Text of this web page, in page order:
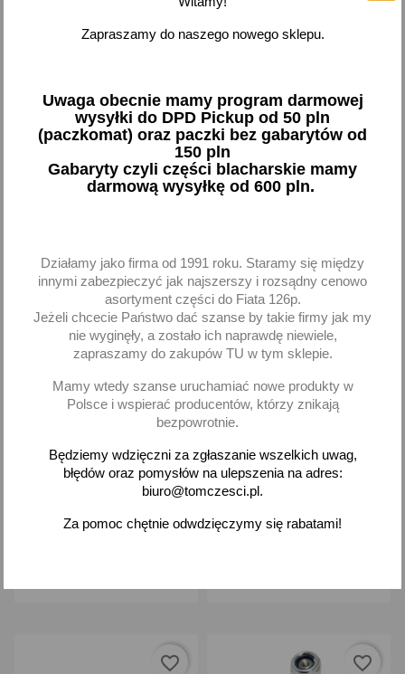
Drążek kierowniczy osłona
końcówka drążka Daewoo
Matiz bez wspomagania
Dodaj
Drążek kierowniczy
Daewoo Matiz bez
wspomagania
Dodaj
modele bez wspomagania
231,82 zł brutto
Dodaj
favorite_border
2x Końcówka drążka
Matiz Opel Agila A przód
34,00 zł brutto
Dodaj
favorite_border favorite_border
Zapraszamy do naszego nowego sklepu.
Uwaga obecnie mamy program darmowej
wysyłki do DPD Pickup od 50 pln
(paczkomat) oraz paczki bez gabarytów od
150 pln
Gabaryty czyli części blacharskie mamy
darmową wysyłkę od 600 pln.
Działamy jako firma od 1991 roku. Staramy się między
innymi zabezpieczyć jak najszerszy i rozsądny cenowo
asortyment części do Fiata 126p.
Jeżeli chcecie Państwo dać szanse by takie firmy jak my
nie wyginęły, a zostało ich naprawdę niewiele,
zapraszamy do zakupów TU w tym sklepie.
Mamy wtedy szanse uruchamiać nowe produkty w
Polsce i wspierać producentów, którzy znikają
bezpowrotnie.
Będziemy wdzięczni za zgłaszanie wszelkich uwag,
błędów oraz pomysłów na ulepszenia na adres:
biuro@tomczesci.pl.
Za pomoc chętnie odwdzięczymy się rabatami!